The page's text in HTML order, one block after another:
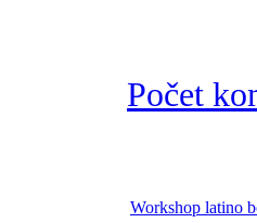
Počet
Workshop latino